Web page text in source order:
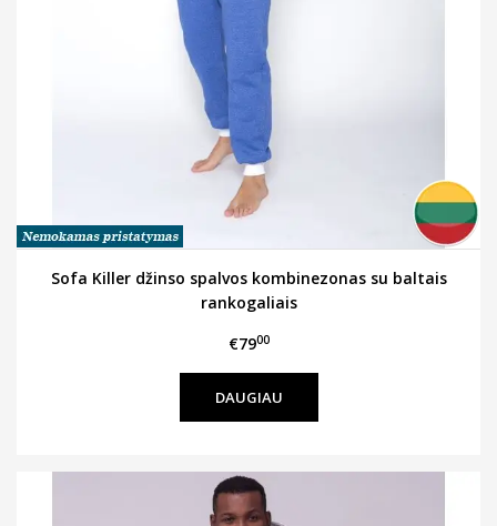
Sofa Killer džinso spalvos kombinezonas su baltais
rankogaliais
€7900
DAUGIAU